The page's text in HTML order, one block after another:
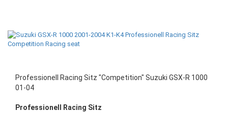
Professionell Racing Sitz "Competition" Suzuki GSX-R 1000
01-04
Professionell Racing Sitz